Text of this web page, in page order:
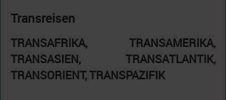
Transreisen
TRANSAFRIKA, TRANSAMERIKA,
TRANSASIEN, TRANSATLANTIK,
TRANSORIENT, TRANSPAZIFIK